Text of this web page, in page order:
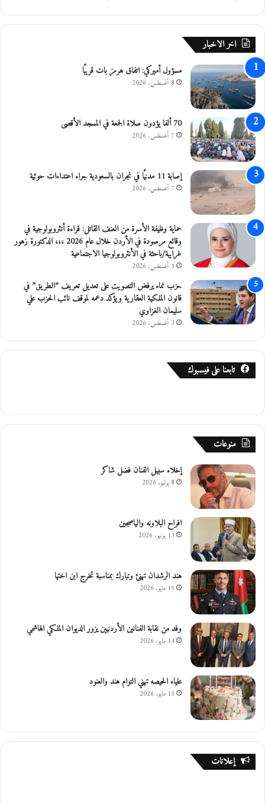
ع
ا
ب
ن
ا
ر
ي
ة
اخر الاخبار
مسؤول أميركي: اتفاق هرمز بات قريبًا
8 أغسطس، 2026
70 ألفا يؤدون صلاة الجمعة في المسجد الأقصى
7 أغسطس، 2026
إصابة 11 مدنيًا في نجران بالسعودية جراء اعتداءات حوثية
7 أغسطس، 2026
حماية وظيفة الأسرة من العنف القاتل: قراءة أنثروبولوجية في
وقائع مرصودة في الأردن خلال عام 2026 ،،، الدكتورة زهور
غرايبة/باحثة في الأنثروبولوجيا الاجتماعية
5 أغسطس، 2026
حزب نماء يرفض التصويت على تعديل تعريف “الطريق” في
قانون الملكية العقارية ويؤكد دعمه لموقف نائب الحزب علي
سليمان الغزاوي
3 أغسطس، 2026
تابعنا على فيسبوك
منوعات
إخلاء سبيل الفنان فضل شاكر
8 يوليو، 2026
افراح البلاونه والياصجين
13 يونيو، 2026
هند الرشدان تهنئ وتبارك بمناسبة تخرج ابن اختها
15 مايو، 2026
وفد من نقابة الفنانين الأردنيين يزور الديوان الملكي الهاشمي
14 مايو، 2026
علياء الحيصه تهني التوام هند والعنود
11 مايو، 2026
إعلانات